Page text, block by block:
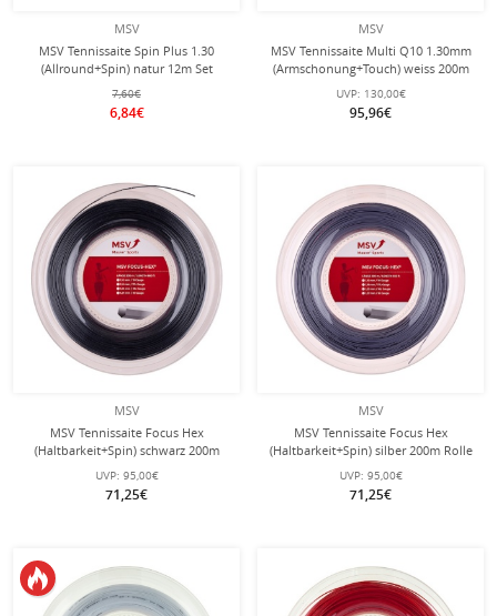
MSV
MSV Tennissaite Spin Plus 1.30
(Allround+Spin) natur 12m Set
7,60€
6,84€
MSV
MSV Tennissaite Multi Q10 1.30mm
(Armschonung+Touch) weiss 200m
Rolle
UVP: 130,00€
95,96€
MSV
MSV Tennissaite Focus Hex
(Haltbarkeit+Spin) schwarz 200m
Rolle
UVP: 95,00€
71,25€
MSV
MSV Tennissaite Focus Hex
(Haltbarkeit+Spin) silber 200m Rolle
UVP: 95,00€
71,25€